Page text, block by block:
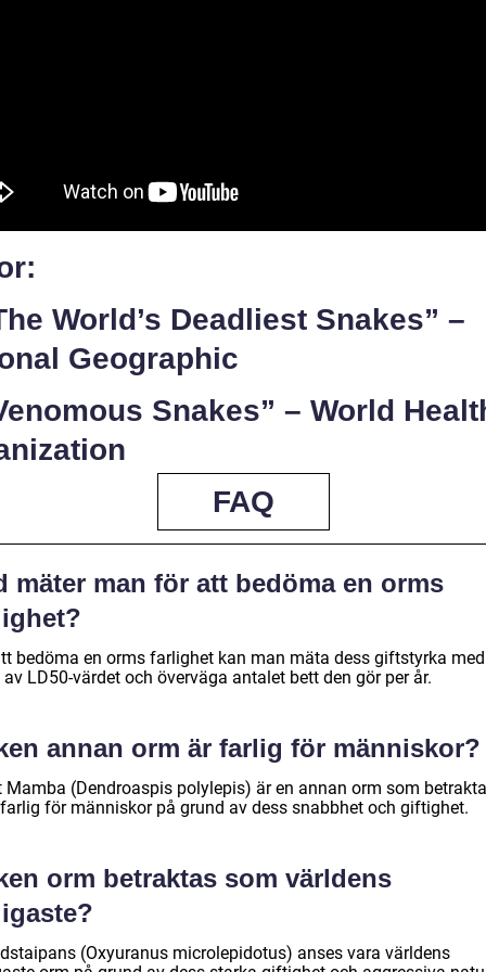
World’s Deadliest Snakes” –
Geographic
Snakes” – World
FAQ
mäter man för att bedöma en orms
bedöma en orms farlighet kan man mäta dess giftstyrka med
LD50-värdet och överväga antalet bett den gör per år.
annan orm är farlig för människor?
Mamba (Dendroaspis polylepis) är en annan orm som
för människor på grund av dess snabbhet och giftighet.
orm betraktas som världens
(Oxyuranus microlepidotus) anses vara världens